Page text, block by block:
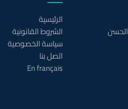
الرئيسية
الشروط القانونية
سياسة الخصوصية
اتصل بنا
En français